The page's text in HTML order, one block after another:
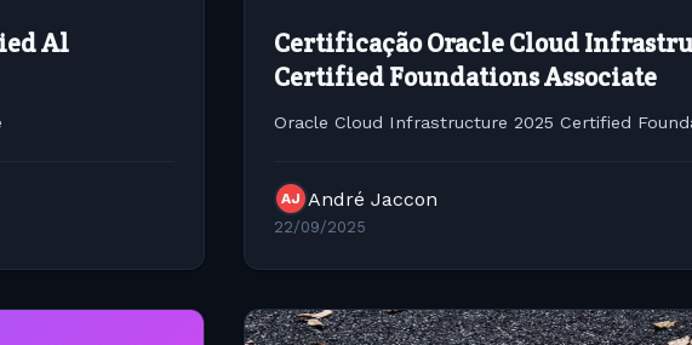
Al
Certificação Oracle Cloud
Certified Foundations Associate
Oracle Cloud Infrastructure 2025 Certified
AJ André Jaccon
22/09/2025